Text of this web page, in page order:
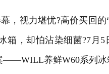
，视力堪忧?高价买回
箱 ，却怕沾染细菌?7月
——WILL养鲜W60系列冰